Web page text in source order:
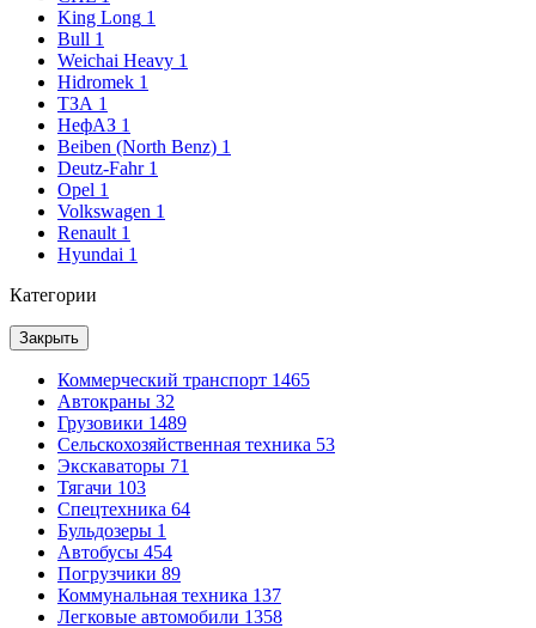
King Long 1
Bull 1
Weichai Heavy 1
Hidromek 1
ТЗА 1
НефАЗ 1
Beiben (North Benz) 1
Deutz-Fahr 1
Opel 1
Volkswagen 1
Renault 1
Hyundai 1
Категории
Закрыть
Коммерческий транспорт 1465
Автокраны 32
Грузовики 1489
Сельскохозяйственная техника 53
Экскаваторы 71
Тягачи 103
Спецтехника 64
Бульдозеры 1
Автобусы 454
Погрузчики 89
Коммунальная техника 137
Легковые автомобили 1358